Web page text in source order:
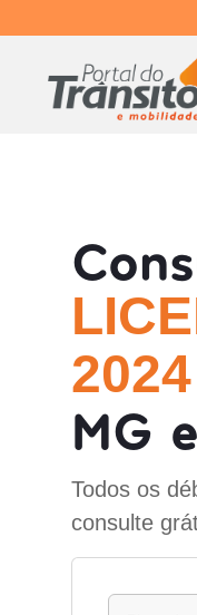
2024
MG
Todos os
consulte